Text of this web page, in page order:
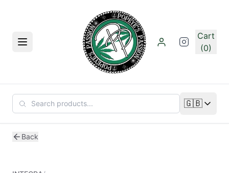
Menu
Cart
(0)
🇬🇧
Change
Back